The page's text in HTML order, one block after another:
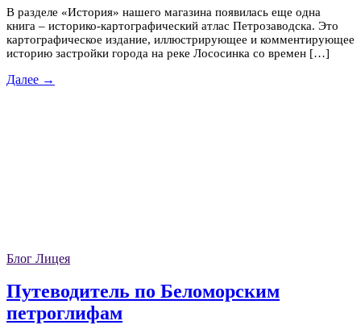
В разделе «История» нашего магазина появилась еще одна
книга – историко-картографический атлас Петрозаводска. Это
картографическое издание, иллюстрирующее и комментирующее
историю застройки города на реке Лососинка со времен […]
Далее →
Блог Лицея
Путеводитель по Беломорским
петроглифам